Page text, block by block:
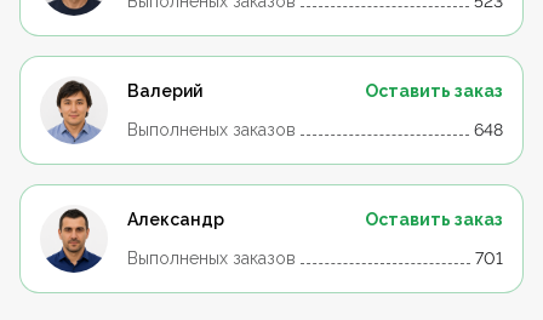
Валерий
Оставить заказ
Выполненых заказов
648
Александр
Оставить заказ
Выполненых заказов
701